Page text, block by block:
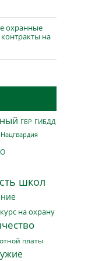
охранные
на
ГБР ГИБДД
Нацгвардия
школ
на охрану
платы